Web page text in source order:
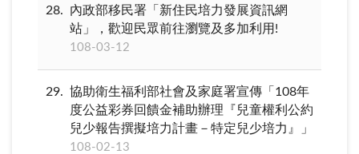
28
內政部移民署「新住民培力發展資訊網
站」，歡迎民眾前往瀏覽及多加利用!
108-03-12
29
協助衛生福利部社會及家庭署宣傳「108年
度公益彩券回饋金補助辦理『兒童權利公約
兒少報告撰擬培力計畫－特定兒少培力』」
108-02-13